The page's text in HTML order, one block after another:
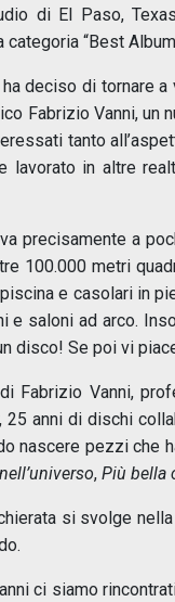
di El Paso,
categoria “Best
deciso di tornare a
Fabrizio Vanni, un
tanto
lavorato in altre
precisamente a
100.000 metri
e casolari in
e saloni ad arco.
disco! Se poi vi
Fabrizio Vanni,
25 anni di dischi
nascere pezzi che
, Più bella
si svolge
ci siamo